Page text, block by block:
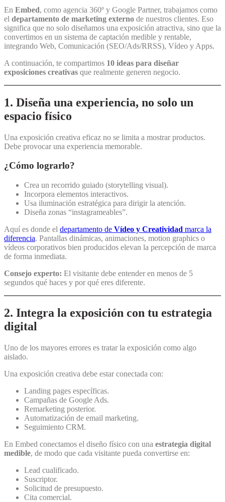
En Embed, como agencia 360º y Google Partner, trabajamos como
el departamento de marketing externo de nuestros clientes. Eso
significa que no solo diseñamos una exposición atractiva, sino que la
convertimos en un sistema de captación medible y rentable,
integrando Web, Comunicación (SEO/Ads/RRSS), Vídeo y Apps.
A continuación, te compartimos 10 ideas para diseñar
exposiciones creativas que realmente generen negocio.
1. Diseña una experiencia, no solo un
espacio físico
Una exposición creativa eficaz no se limita a mostrar productos.
Debe provocar una experiencia memorable.
¿Cómo lograrlo?
Crea un recorrido guiado (storytelling visual).
Incorpora elementos interactivos.
Usa iluminación estratégica para dirigir la atención.
Diseña zonas “instagrameables”.
Aquí es donde el departamento de Vídeo y Creatividad marca la
diferencia. Pantallas dinámicas, animaciones, motion graphics o
vídeos corporativos bien producidos elevan la percepción de marca
de forma inmediata.
Consejo experto: El visitante debe entender en menos de 5
segundos qué haces y por qué eres diferente.
2. Integra la exposición con tu estrategia
digital
Uno de los mayores errores es tratar la exposición como algo
aislado.
Una exposición creativa debe estar conectada con:
Landing pages específicas.
Campañas de Google Ads.
Remarketing posterior.
Automatización de email marketing.
Seguimiento CRM.
En Embed conectamos el diseño físico con una estrategia digital
medible, de modo que cada visitante pueda convertirse en:
Lead cualificado.
Suscriptor.
Solicitud de presupuesto.
Cita comercial.